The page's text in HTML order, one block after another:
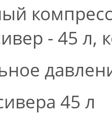
- 45 л,
45 л